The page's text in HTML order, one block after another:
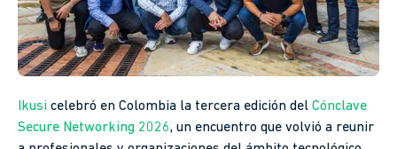
Ikusi celebró en Colombia la tercera edición del Cónclave
Secure Networking 2026, un encuentro que volvió a reunir